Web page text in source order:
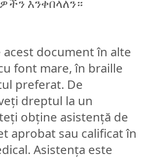
document în alte
font mare, în braille
preferat. De
dreptul la un
obține asistență de
aprobat sau calificat în
Asistența este